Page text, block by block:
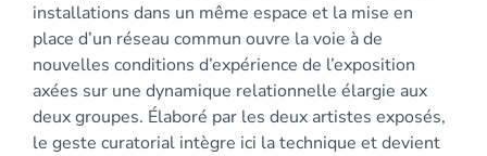
installations dans un même espace et la mise en
place d’un réseau commun ouvre la voie à de
nouvelles conditions d’expérience de l’exposition
axées sur une dynamique relationnelle élargie aux
deux groupes. Élaboré par les deux artistes exposés,
le geste curatorial intègre ici la technique et devient